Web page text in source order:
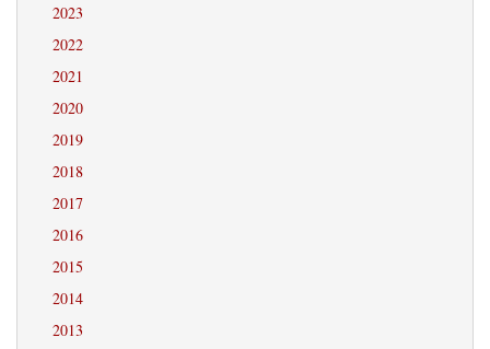
2023
2022
2021
2020
2019
2018
2017
2016
2015
2014
2013